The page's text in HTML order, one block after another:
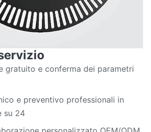
gratuito e conferma dei parametri
e preventivo professionali in
su 24